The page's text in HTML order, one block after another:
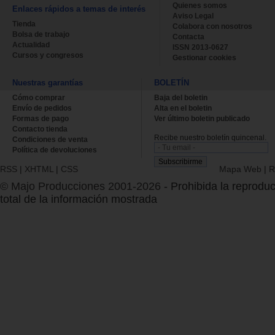
Enlaces rápidos a temas de interés
Tienda
Bolsa de trabajo
Actualidad
Cursos y congresos
Quienes somos
Aviso Legal
Colabora con nosotros
Contacta
ISSN 2013-0627
Gestionar cookies
Nuestras garantías
Cómo comprar
Envío de pedidos
Formas de pago
Contacto tienda
Condiciones de venta
Política de devoluciones
BOLETÍN
Baja del boletin
Alta en el boletin
Ver último boletin publicado
Recibe nuestro boletín quincenal.
RSS | XHTML | CSS Mapa Web |
© Majo Producciones 2001-2026 - Prohibida la
total de la información mostrada